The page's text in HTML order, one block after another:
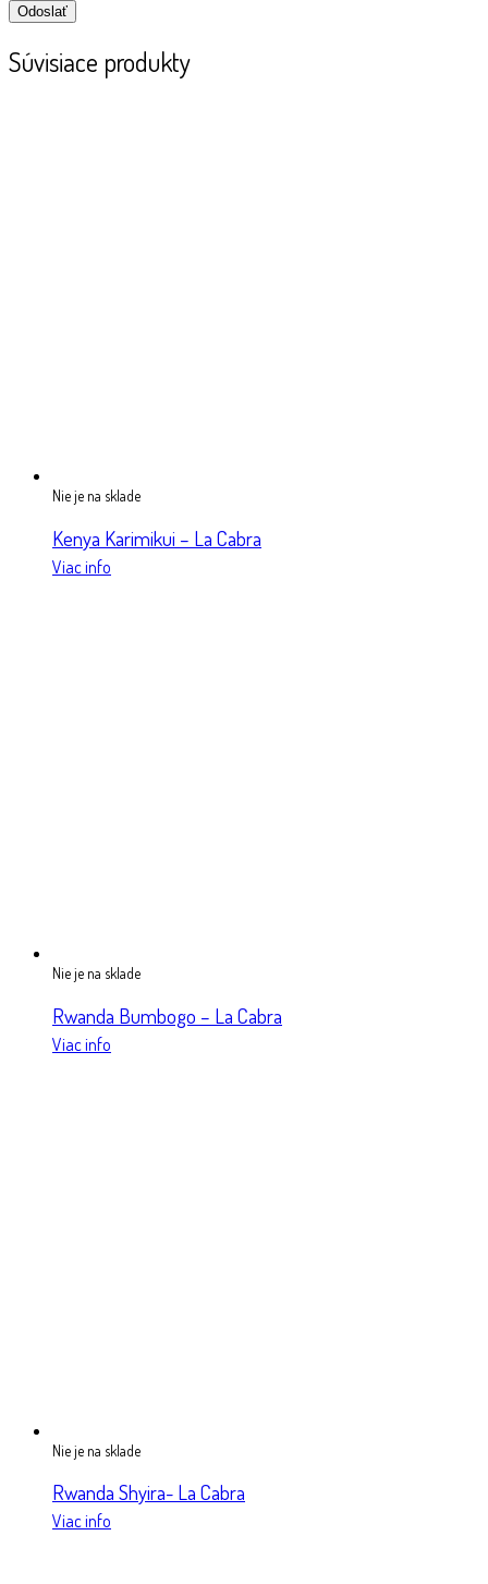
Súvisiace produkty
Nie je na sklade
Kenya Karimikui – La Cabra
Viac info
Nie je na sklade
Rwanda Bumbogo – La Cabra
Viac info
Nie je na sklade
Rwanda Shyira- La Cabra
Viac info